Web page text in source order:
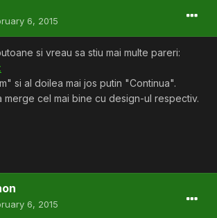
6, 2015
si vreau sa stiu mai multe pareri:
si al doilea mai jos putin "Continua".
merge cel mai bine cu design-ul respectiv.
6, 2015